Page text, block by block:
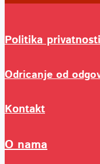
Politika
Odricanje od
Kontakt
O nama